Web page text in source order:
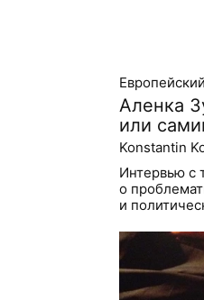
Аленка
или
Konstantin
Интервью с
о
и